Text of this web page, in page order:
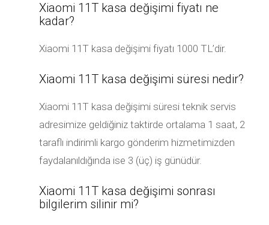
Xiaomi 11T kasa değişimi fiyatı ne
kadar?
Xiaomi 11T kasa değişimi fiyatı 1000 TL’dir.
Xiaomi 11T kasa değişimi süresi nedir?
Xiaomi 11T kasa değişimi süresi teknik servis
adresimize geldiğiniz taktirde ortalama 1 saat, 2
taraflı indirimli kargo gönderim hizmetimizden
faydalanıldığında ise 3 (üç) iş günüdür.
Xiaomi 11T kasa değişimi sonrası
bilgilerim silinir mi?